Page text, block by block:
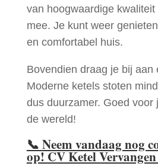
van hoogwaardige
mee. Je kunt weer
en comfortabel huis.
Bovendien draag je bij aan
Moderne ketels stoten
dus duurzamer. Goed voor
de wereld!
📞 Neem vandaag nog
op! CV Ketel